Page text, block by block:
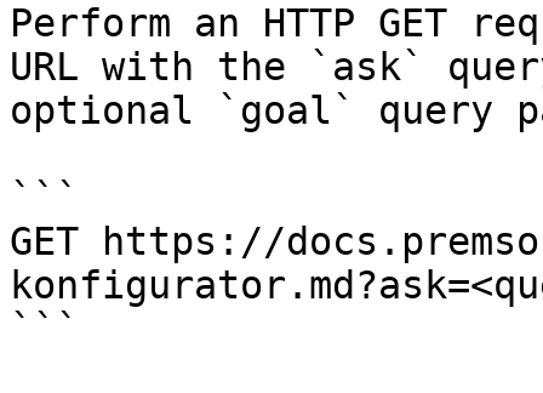
Perform an HTTP GET
URL with the `ask`
optional `goal` query
```
GET https://
```